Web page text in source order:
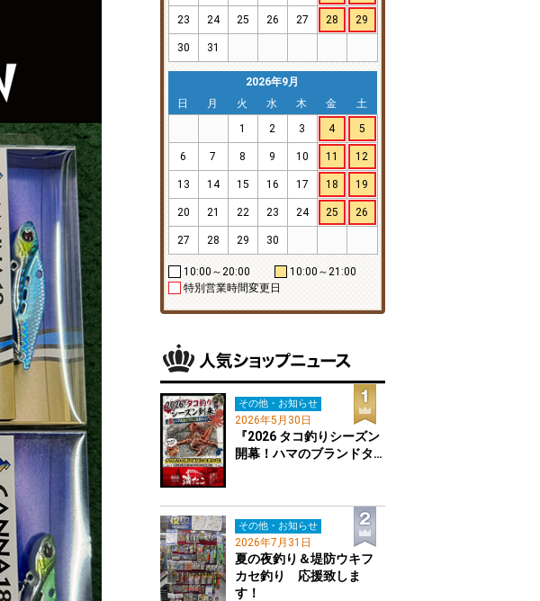
23 24 25 26 27 28 29
30 31
2026年9月
日
月 火 水 木 金
土
1
2 3 4 5
6 7 8 9 10 11 12
13 14 15 16 17 18 19
20 21 22 23 24 25 26
27 28 29 30
10:00～20:00
10:00～21:00
特別営業時間変更日
その他・お知らせ
2026年5月30日
『2026 タコ釣りシーズン
開幕！ハマのブランドタ…
その他・お知らせ
2026年7月31日
夏の夜釣り＆堤防ウキフ
カセ釣り 応援致しま
す！